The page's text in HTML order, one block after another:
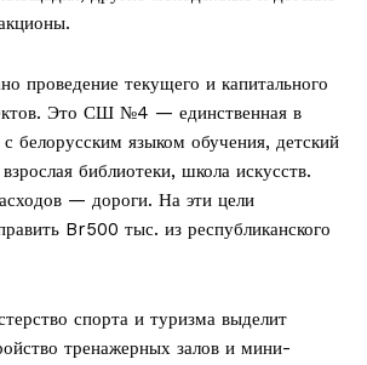
проведение текущего и капитального
Это СШ №4 — единственная в
с белорусским языком обучения, детский
библиотеки, школа искусств.
— дороги. На эти цели
Br500 тыс. из республиканского
спорта и туризма выделит
тренажерных залов и мини-